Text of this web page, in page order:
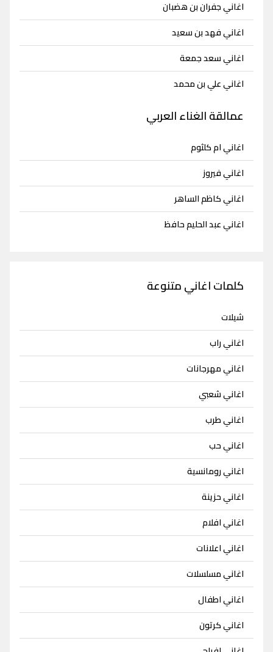
اغاني جفران بن هضبان
اغاني فهد بن سعيد
اغاني سعد جمعة
اغاني علي بن محمد
عمالقة الغناء العربي
اغاني ام كلثوم
اغاني فيروز
اغاني كاظم الساهر
اغاني عبد الحليم حافظ
كلمات اغاني متنوعة
شيلات
اغاني راب
اغاني مهرجانات
اغاني شعبي
اغاني طرب
اغاني حب
اغاني رومانسية
اغاني حزينة
اغاني افلام
اغاني اعلانات
اغاني مسلسلات
اغاني اطفال
اغاني كرتون